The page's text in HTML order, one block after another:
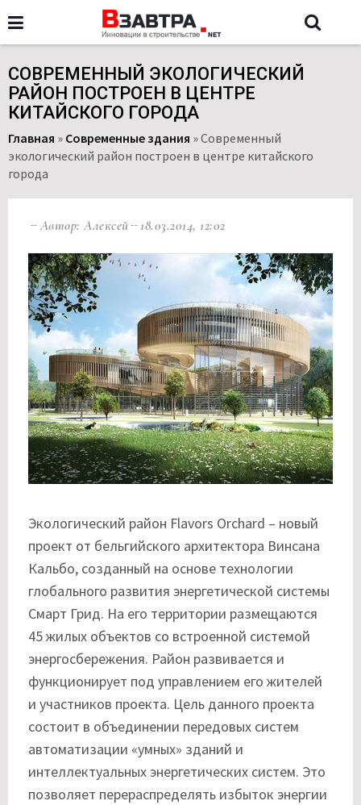
СОВРЕМЕННЫЙ ЭКОЛОГИЧЕСКИЙ
РАЙОН ПОСТРОЕН В ЦЕНТРЕ
КИТАЙСКОГО ГОРОДА
Главная » Современные здания »Современный
экологический район построен в центре китайского
города
Автор: Алексей 18.03.2014, 12:02
Экологический район Flavors Orchard – новый
проект от бельгийского архитектора Винсана
Кальбо, созданный на основе технологии
глобального развития энергетической системы
Смарт Грид. На его территории размещаются
45 жилых объектов со встроенной системой
энергосбережения. Район развивается и
функционирует под управлением его жителей
и участников проекта. Цель данного проекта
состоит в объединении передовых систем
автоматизации «умных» зданий и
интеллектуальных энергетических систем. Это
позволяет перераспределять избыток энергии